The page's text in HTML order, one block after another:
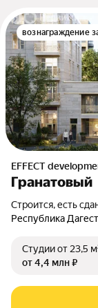
вознаграждение
EFFECT
Гранатовый
Строится, есть
Республика
Студииот 23,5
от 4,4 млн ₽